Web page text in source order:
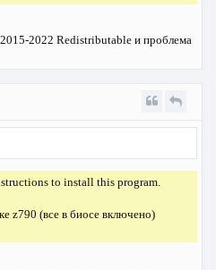
2022 Redistributable и проблема
to install this program.
z790 (все в биосе включено)